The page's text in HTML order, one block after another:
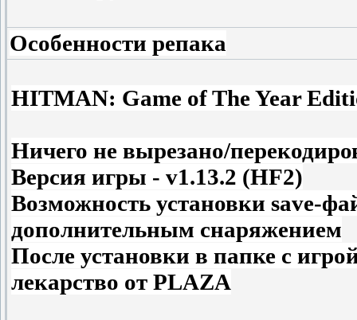
Особенности репака
HITMAN: Game of The Year
Ничего не вырезано/
Версия игры - v1.13.2 (HF2)
Возможность установки save-
дополнительным снаряжением
После установки в папке с
лекарство от PLAZA